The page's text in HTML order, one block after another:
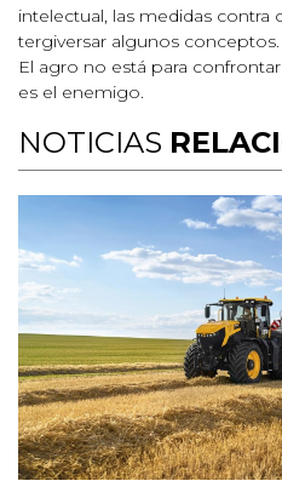
intelectual, las medidas contra
tergiversar algunos conceptos.
El agro no está para
es el enemigo.
NOTICIAS